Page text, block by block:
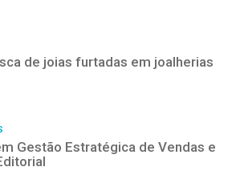
de joias furtadas em joalherias
Gestão Estratégica de Vendas e